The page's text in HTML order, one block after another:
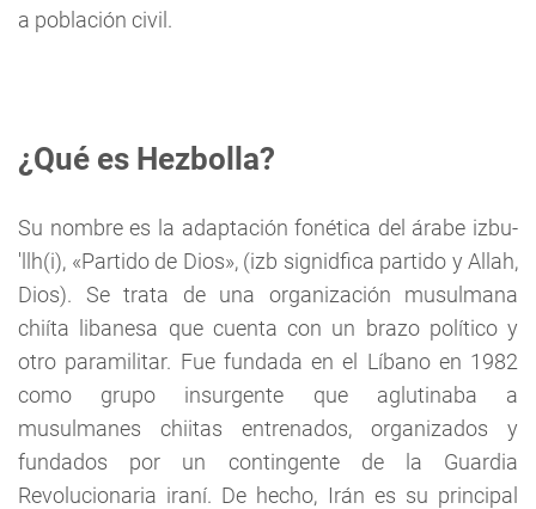
a población civil.
¿Qué es Hezbolla?
Su nombre es la adaptación fonética del árabe izbu-
'llh(i), «Partido de Dios», (izb signidfica partido y Allah,
Dios). Se trata de una organización musulmana
chiíta libanesa que cuenta con un brazo político y
otro paramilitar. Fue fundada en el Líbano en 1982
como grupo insurgente que aglutinaba a
musulmanes chiitas entrenados, organizados y
fundados por un contingente de la Guardia
Revolucionaria iraní. De hecho, Irán es su principal